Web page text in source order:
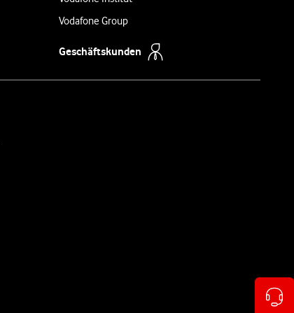
Vodafone Group
Geschäftskunden